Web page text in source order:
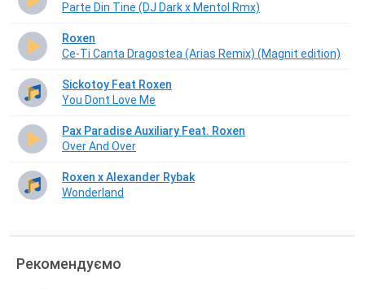
Parte Din Tine (DJ Dark x Mentol Rmx)
Roxen
Ce-Ti Canta Dragostea (Arias Remix) (Magnit edition)
Sickotoy Feat Roxen
You Dont Love Me
Pax Paradise Auxiliary Feat. Roxen
Over And Over
Roxen x Alexander Rybak
Wonderland
Рекомендуємо